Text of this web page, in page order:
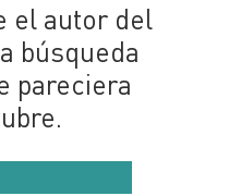
el autor del
búsqueda
pareciera